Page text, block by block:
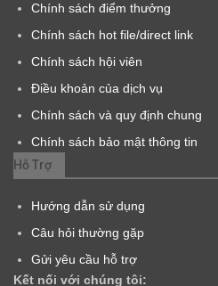
Chính sách điểm thưởng
Chính sách hot file/direct link
Chính sách hội viên
Điều khoản của dịch vụ
Chính sách và quy định chung
Chính sách bảo mật thông tin
Hỗ Trợ
Hướng dẫn sử dụng
Câu hỏi thường gặp
Gửi yêu cầu hỗ trợ
Kết nối với chúng tôi: